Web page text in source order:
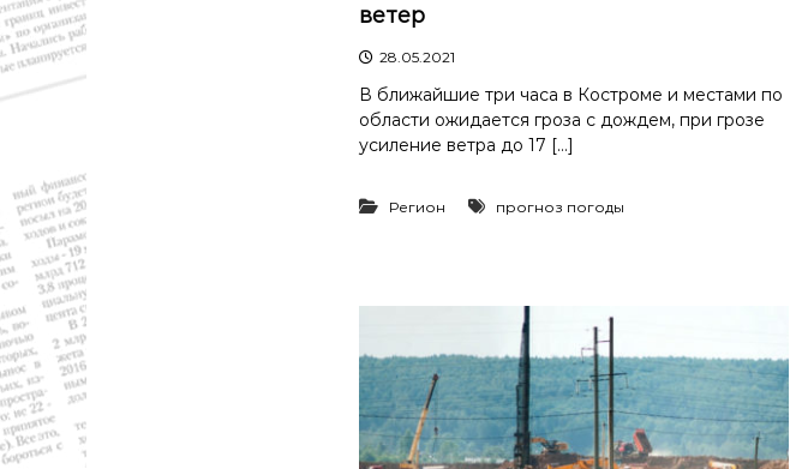
,
к
л
ь
т
р
п
р
т
ветер
28.05.2021
В ближайшие три часа в Костроме и местами по
области ожидается гроза с дождем, при грозе
усиление ветра до 17 […]
Регион прогноз погоды